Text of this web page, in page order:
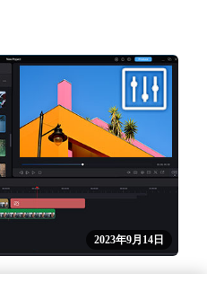
2023年9月14日